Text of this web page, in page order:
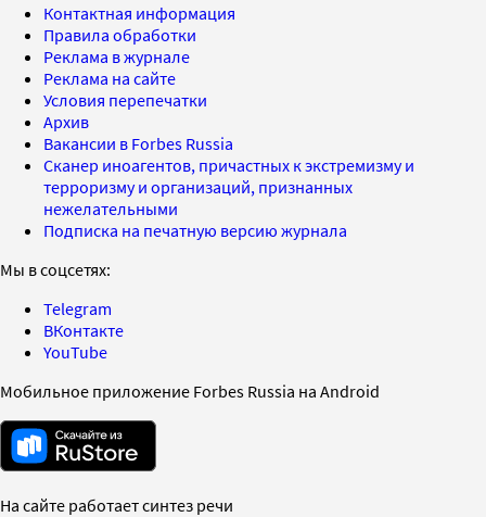
Контактная информация
Правила обработки
Реклама в журнале
Реклама на сайте
Условия перепечатки
Архив
Вакансии в Forbes Russia
Сканер иноагентов, причастных к экстремизму и
терроризму и организаций, признанных
нежелательными
Подписка на печатную версию журнала
Мы в соцсетях:
Telegram
ВКонтакте
YouTube
Мобильное приложение Forbes Russia на Android
На сайте работает синтез речи